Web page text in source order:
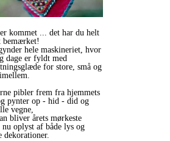
kommet ... det har du helt
bemærket!
hele maskineriet, hvor
dage er fyldt med
for store, små og
pibler frem fra hjemmets
pynter op - hid - did og
vegne,
bliver årets mørkeste
nu oplyst af både lys og
dekorationer.